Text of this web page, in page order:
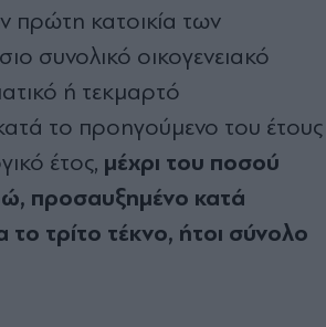
πρώτη κατοικία των
συνολικό οικογενειακό
ή τεκμαρτό
το προηγούμενο του έτους
έτος, μέχρι του ποσού
προσαυξημένο κατά
τρίτο τέκνο, ήτοι σύνολο